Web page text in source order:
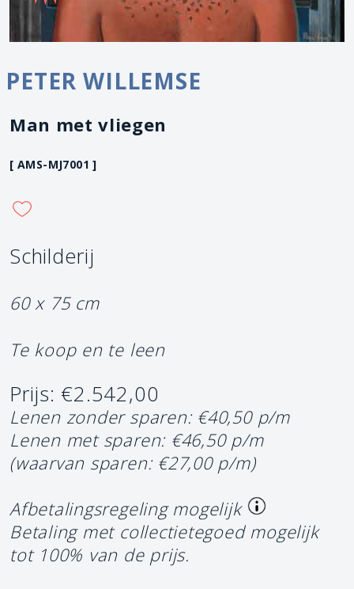
PETER WILLEMSE
Man met vliegen
[ AMS-MJ7001 ]
Schilderij
60 x 75 cm
Te koop en te leen
Prijs: €2.542,00
Lenen zonder sparen: €40,50 p/m
Lenen met sparen: €46,50 p/m
(waarvan sparen: €27,00 p/m)
Afbetalingsregeling mogelijk
Betaling met collectietegoed mogelijk
tot 100% van de prijs.